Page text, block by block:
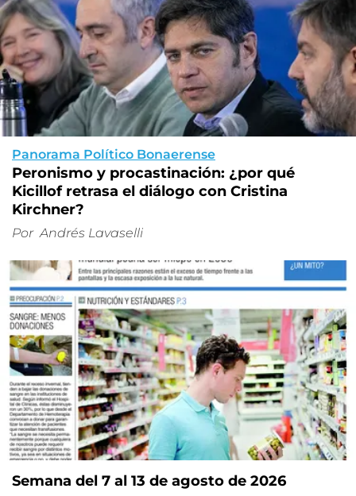
Panorama Político Bonaerense
Peronismo y procastinación: ¿por qué
Kicillof retrasa el diálogo con Cristina
Kirchner?
Por Andrés Lavaselli
Semana del 7 al 13 de agosto de 2026